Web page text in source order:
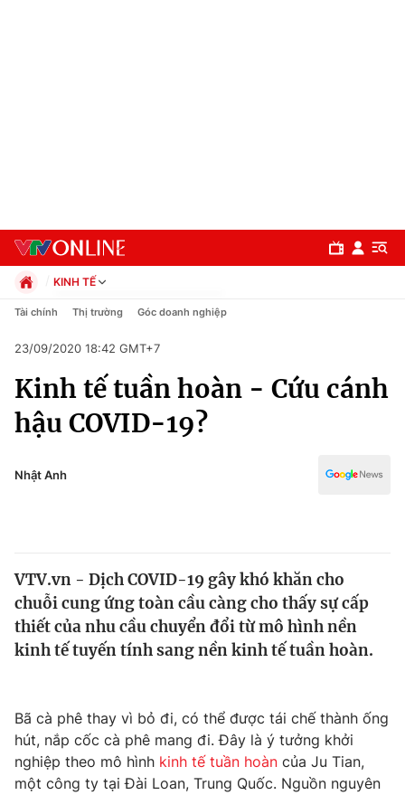
Chuyên mục
Chính trị
Thế giới
Tin tức
Câu chuyện quốc tế
Tài chính
Thị trường
Góc doanh nghiệp
Dữ liệu và đời sống
Truyền hình
KINH TẾ
Chính trị
Pháp luật
Kinh tế
Thể thao
Truyền hình
Y tế
Tài chính Thị trường Góc doanh nghiệp
23/09/2020 18:42 GMT+7
Kinh tế tuần hoàn - Cứu cánh
hậu COVID-19?
Nhật Anh
VTV.vn - Dịch COVID-19 gây khó khăn cho
chuỗi cung ứng toàn cầu càng cho thấy sự cấp
thiết của nhu cầu chuyển đổi từ mô hình nền
kinh tế tuyến tính sang nền kinh tế tuần hoàn.
Bã cà phê thay vì bỏ đi, có thể được tái chế thành ống
hút, nắp cốc cà phê mang đi. Đây là ý tưởng khởi
nghiệp theo mô hình kinh tế tuần hoàn của Ju Tian,
một công ty tại Đài Loan, Trung Quốc. Nguồn nguyên